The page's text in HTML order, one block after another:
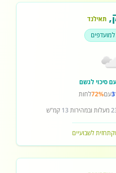
, תאילנד
סיכוי לגשם
עם72%לחות
מעלות ובמהירות 13 קמ"ש
תחזית לשבועיים